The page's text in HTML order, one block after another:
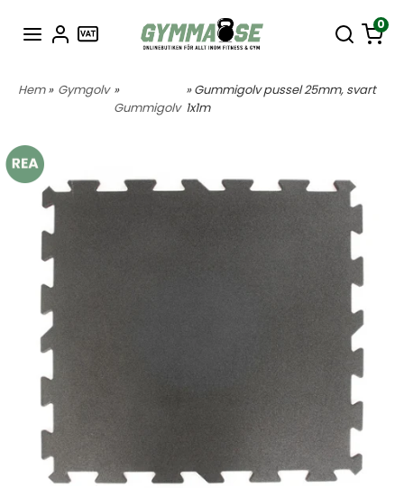
0
Hem» Gymgolv »
Gummigolv
» Gummigolv pussel 25mm, svart
1x1m